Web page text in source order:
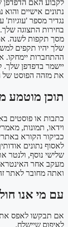
לקבוע האם הדפדפן
נתונים אישיים
נגדיר מספר
בחירות התצוגה שלך.
מסך תקפות לשנה.
שלך יהיו תקפים
ההתחברות יימחקו.
יישמר בדפדפן שלך.
את מזהה הפוסט של
תוכן מוטמע
כתבות או פוסטים
וידאו, תמונות,
כביקור הקורא
לאסוף נתונים
שלישי נוסף, ולנטר
מעקב אחר
ואתה מחובר לאתר
עם מי אנו
לאיפוס שיישלח.